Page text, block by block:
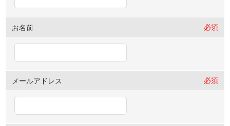
お名前 必須
メールアドレス 必須